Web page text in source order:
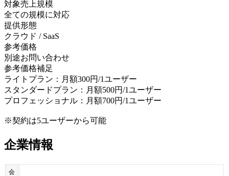
対象売上規模
全ての規模に対応
提供形態
クラウド / SaaS
参考価格
別途お問い合わせ
参考価格補足
ライトプラン：月額300円/1ユーザー
スタンダードプラン：月額500円/1ユーザー
プロフェッショナル：月額700円/1ユーザー
※契約は5ユーザーから可能
企業情報
会